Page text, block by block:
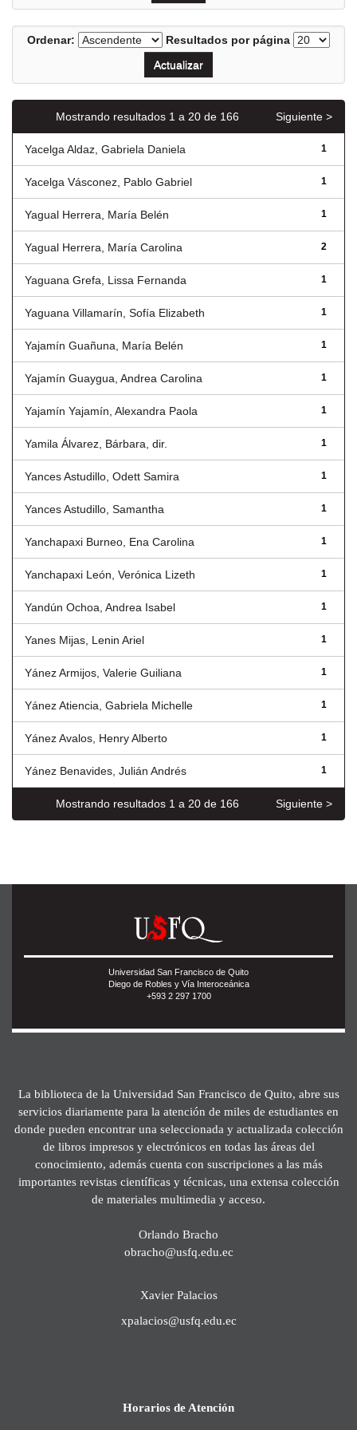
Ordenar: Resultados por página
Mostrando resultados 1 a 20 de 166 Siguiente >
Yacelga Aldaz, Gabriela Daniela 1
Yacelga Vásconez, Pablo Gabriel 1
Yagual Herrera, María Belén 1
Yagual Herrera, María Carolina 2
Yaguana Grefa, Lissa Fernanda 1
Yaguana Villamarín, Sofía Elizabeth 1
Yajamín Guañuna, María Belén 1
Yajamín Guaygua, Andrea Carolina 1
Yajamín Yajamín, Alexandra Paola 1
Yamila Álvarez, Bárbara, dir. 1
Yances Astudillo, Odett Samira 1
Yances Astudillo, Samantha 1
Yanchapaxi Burneo, Ena Carolina 1
Yanchapaxi León, Verónica Lizeth 1
Yandún Ochoa, Andrea Isabel 1
Yanes Mijas, Lenin Ariel 1
Yánez Armijos, Valerie Guiliana 1
Yánez Atiencia, Gabriela Michelle 1
Yánez Avalos, Henry Alberto 1
Yánez Benavides, Julián Andrés 1
Mostrando resultados 1 a 20 de 166 Siguiente >
Universidad San Francisco de Quito
Diego de Robles y Vía Interoceánica
+593 2 297 1700
La biblioteca de la Universidad San Francisco de Quito, abre sus
servicios diariamente para la atención de miles de estudiantes en
donde pueden encontrar una seleccionada y actualizada colección
de libros impresos y electrónicos en todas las áreas del
conocimiento, además cuenta con suscripciones a las más
importantes revistas científicas y técnicas, una extensa colección
de materiales multimedia y acceso.
Orlando Bracho
obracho@usfq.edu.ec
Xavier Palacios
xpalacios@usfq.edu.ec
Horarios de Atención